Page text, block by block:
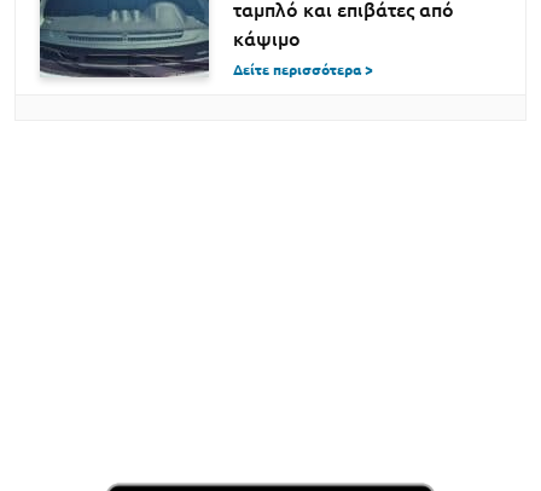
ταμπλό και επιβάτες από
κάψιμο
Δείτε περισσότερα >